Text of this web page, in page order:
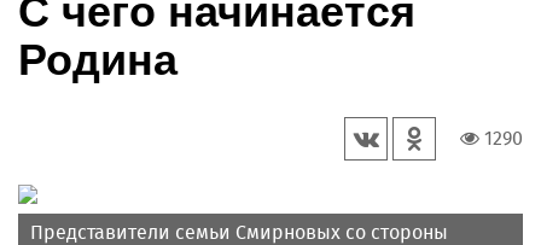
С чего начинается
Родина
1290
Представители семьи Смирновых со стороны